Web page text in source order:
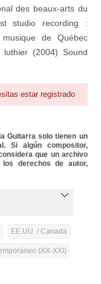
des beaux-arts du
studio recording :
de Québec
(2004) Sound
estar registrado
Guitarra solo tienen un
Si algún compositor,
que un archivo
derechos de autor,
EE.UU. / Canada
(XX-XXI)